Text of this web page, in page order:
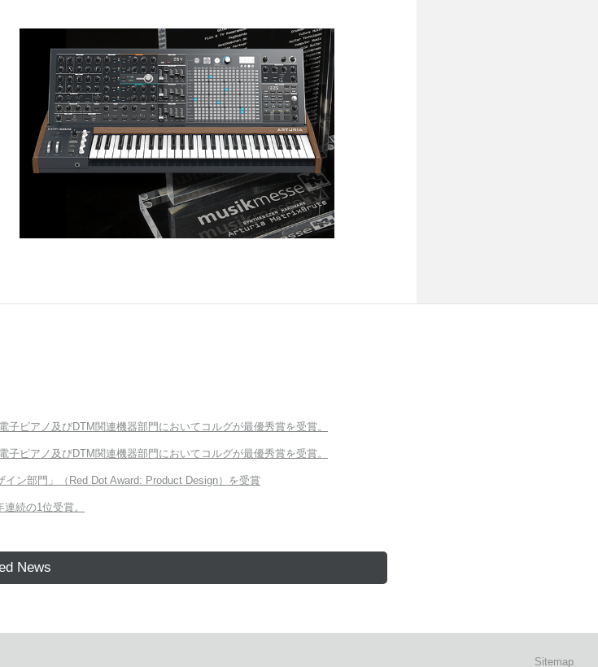
ピアノ及びDTM関連機器部門においてコルグが最優秀賞を受賞。
ピアノ及びDTM関連機器部門においてコルグが最優秀賞を受賞。
ン部門」（Red Dot Award: Product Design）を受賞
続の1位受賞。
News
Sitemap